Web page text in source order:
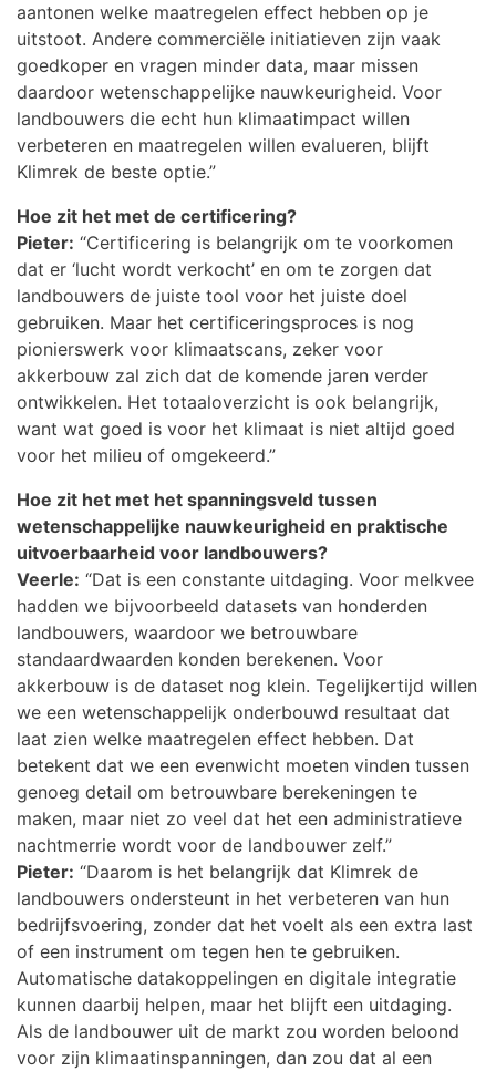
aantonen welke maatregelen effect hebben op je
uitstoot. Andere commerciële initiatieven zijn vaak
goedkoper en vragen minder data, maar missen
daardoor wetenschappelijke nauwkeurigheid. Voor
landbouwers die echt hun klimaatimpact willen
verbeteren en maatregelen willen evalueren, blijft
Klimrek de beste optie.”
Hoe zit het met de certificering?
Pieter: “Certificering is belangrijk om te voorkomen
dat er ‘lucht wordt verkocht’ en om te zorgen dat
landbouwers de juiste tool voor het juiste doel
gebruiken. Maar het certificeringsproces is nog
pionierswerk voor klimaatscans, zeker voor
akkerbouw zal zich dat de komende jaren verder
ontwikkelen. Het totaaloverzicht is ook belangrijk,
want wat goed is voor het klimaat is niet altijd goed
voor het milieu of omgekeerd.”
Hoe zit het met het spanningsveld tussen
wetenschappelijke nauwkeurigheid en praktische
uitvoerbaarheid voor landbouwers?
Veerle: “Dat is een constante uitdaging. Voor melkvee
hadden we bijvoorbeeld datasets van honderden
landbouwers, waardoor we betrouwbare
standaardwaarden konden berekenen. Voor
akkerbouw is de dataset nog klein. Tegelijkertijd willen
we een wetenschappelijk onderbouwd resultaat dat
laat zien welke maatregelen effect hebben. Dat
betekent dat we een evenwicht moeten vinden tussen
genoeg detail om betrouwbare berekeningen te
maken, maar niet zo veel dat het een administratieve
nachtmerrie wordt voor de landbouwer zelf.”
Pieter: “Daarom is het belangrijk dat Klimrek de
landbouwers ondersteunt in het verbeteren van hun
bedrijfsvoering, zonder dat het voelt als een extra last
of een instrument om tegen hen te gebruiken.
Automatische datakoppelingen en digitale integratie
kunnen daarbij helpen, maar het blijft een uitdaging.
Als de landbouwer uit de markt zou worden beloond
voor zijn klimaatinspanningen, dan zou dat al een